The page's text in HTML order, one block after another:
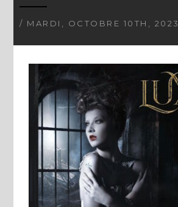
/ MARDI, OCTOBRE 10TH, 2023